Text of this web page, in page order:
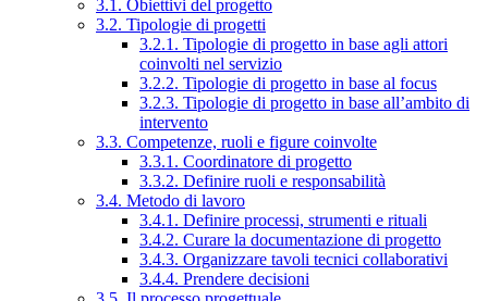
3.1. Obiettivi del progetto
3.2. Tipologie di progetti
3.2.1. Tipologie di progetto in base agli attori
coinvolti nel servizio
3.2.2. Tipologie di progetto in base al focus
3.2.3. Tipologie di progetto in base all’ambito di
intervento
3.3. Competenze, ruoli e figure coinvolte
3.3.1. Coordinatore di progetto
3.3.2. Definire ruoli e responsabilità
3.4. Metodo di lavoro
3.4.1. Definire processi, strumenti e rituali
3.4.2. Curare la documentazione di progetto
3.4.3. Organizzare tavoli tecnici collaborativi
3.4.4. Prendere decisioni